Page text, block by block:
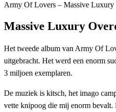
Army Of Lovers – Massive Luxury
Massive Luxury
Het tweede album van Army Of
uitgebracht. Het werd een enorm
3 miljoen exemplaren.
De muziek is kitsch, het imago
vette knipoog die mij enorm